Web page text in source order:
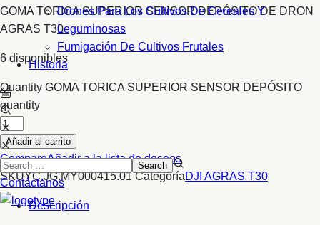
Drones Para Los Cultivos De Cereales Y
Leguminosas
Fumigación De Cultivos Frutales
Historia
Contáctanos
GOMA TORICA SUPERIOR SENSOR DEPÓSITO DE DRON
AGRAS T30
6 disponibles
Quantity GOMA TORICA SUPERIOR SENSOR DEPÓSITO
quantity
Añadir al carrito
CompareAñadir a la lista de deseos
SKUYC.JG.MY000415.01 CategoríaDJI AGRAS T30
Descripción